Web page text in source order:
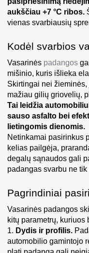
aukščiau +7 °C ribos.
vienas svarbiausių
Kodėl svarbios
Vasarinės padangos
mišinio, kuris išlieka
Skirtingai nei
Tai leidžia
sauso asfalto bei
lietingomis dienomis.
Netinkamai pasirinkus
kelias pailgėja,
degalų sąnaudos gali
padangas svarbu ne
Pagrindiniai
Vasarinės padangos
kitų parametrų, kuriuos
1. Dydis ir profilis.
automobilio gamintojo